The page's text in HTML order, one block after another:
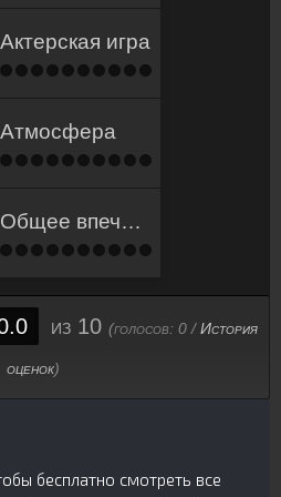
Актерская игра
Атмосфера
Общее впечатление
из 10 (голосов: 0/История
оценок)
бесплатно смотреть все